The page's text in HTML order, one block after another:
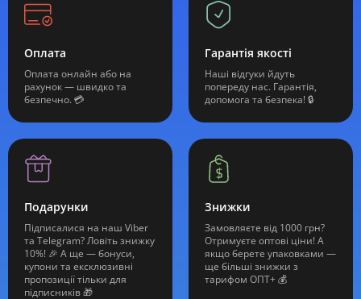
Оплата
Оплата онлайн або на
рахунок — швидко та
безпечно. 💳
Гарантія якості
Наші відгуки йдуть
попереду нас. Гарантія,
допомога та безпека! 🔒
Подарунки
Підписалися на наш Viber
та Telegram? Ловіть знижку
10%! 🎉 А ще — бонуси,
купони та ексклюзивні
пропозиції тільки для
підписників 🎁
Знижки
Замовляєте від 1000 грн?
Отримуєте оптові ціни! А
якщо берете упаковками —
ще більші знижки з
тарифом ОПТ+ 💰